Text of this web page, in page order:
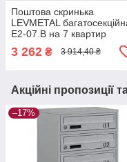
Поштова скринька
LEVMETAL
Е2-07.B на 7 квартир
3 262 ₴ 3 914,40 ₴
Акційні пропозиції
–17%